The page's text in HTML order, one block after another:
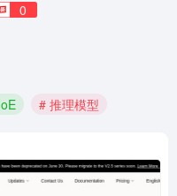
0
# 推理模型